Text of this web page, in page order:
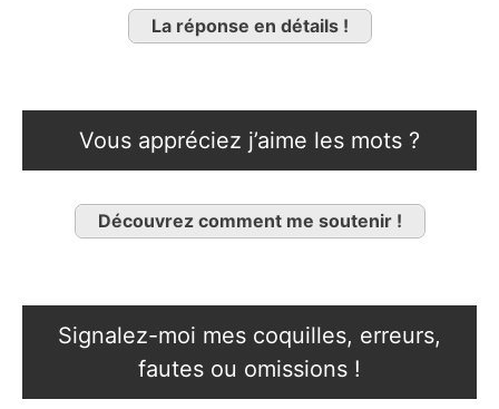
La réponse en détails !
Vous appréciez j’aime les mots ?
Découvrez comment me soutenir !
Signalez-moi mes coquilles, erreurs,
fautes ou omissions !